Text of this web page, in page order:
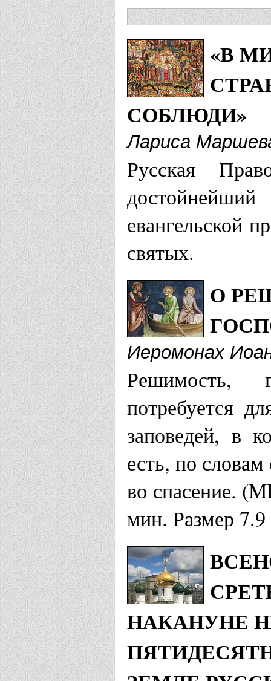
«В
СОБЛЮДИ»
Лариса
Русская
евангельской
святых.
О
Иеромонах
Решимость,
потребуется
заповедей, в
есть, по
во спасение.
мин. Размер
НАКАНУНЕ